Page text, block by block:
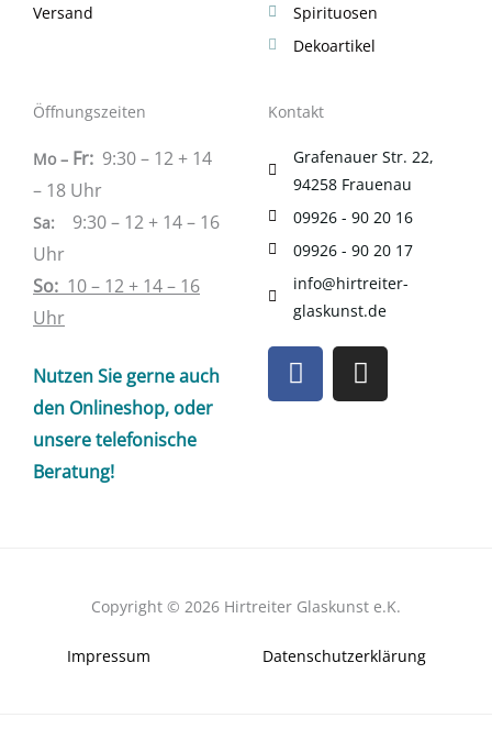
Versand
Spirituosen
Dekoartikel
Öffnungszeiten
Mo – Fr: 9:30 – 12 + 14
– 18 Uhr
Sa: 9:30 – 12 + 14 – 16
Uhr
So: 10 – 12 + 14 – 16
Uhr
Nutzen Sie gerne auch
den Onlineshop, oder
unsere telefonische
Beratung!
Kontakt
Grafenauer Str. 22,
94258 Frauenau
09926 - 90 20 16
09926 - 90 20 17
info@hirtreiter-
glaskunst.de
F
a
c
I
n
s
Copyright © 2026 Hirtreiter Glaskunst e.K.
Impressum Datenschutzerklärung